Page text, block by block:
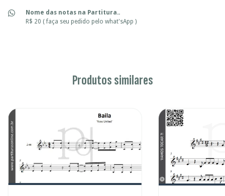
Nome das notas na Partitura..
R$ 20 ( faça seu pedido pelo what'sApp )
Produtos similares